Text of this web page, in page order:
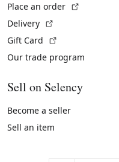
Place an order
Delivery
Gift Card
Our trade program
Sell on Selency
Become a seller
Sell an item